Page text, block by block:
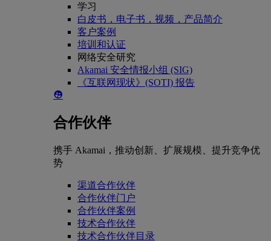
学习
白皮书，电子书，视频，产品简介
客户案例
培训和认证
网络安全研究
Akamai 安全情报小组 (SIG)
《互联网现状》(SOTI) 报告
合作伙伴
携手 Akamai，推动创新、扩展规模、提升竞争优
势
渠道合作伙伴
合作伙伴门户
合作伙伴案例
技术合作伙伴
技术合作伙伴目录